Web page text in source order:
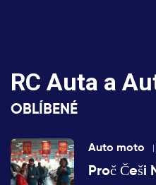
RC Auta a
OBLÍBENÉ
Auto moto
Proč Češi